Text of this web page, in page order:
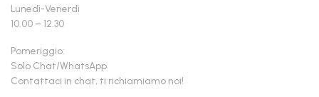
Lunedì-Venerdì
10.00 – 12.30
Pomeriggio:
Solo Chat/WhatsApp
Contattaci in chat, ti richiamiamo noi!